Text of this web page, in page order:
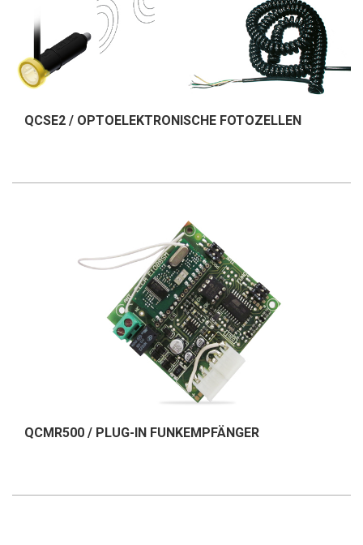
QCSE2 / OPTOELEKTRONISCHE FOTOZELLEN
QCMR500 / PLUG-IN FUNKEMPFÄNGER